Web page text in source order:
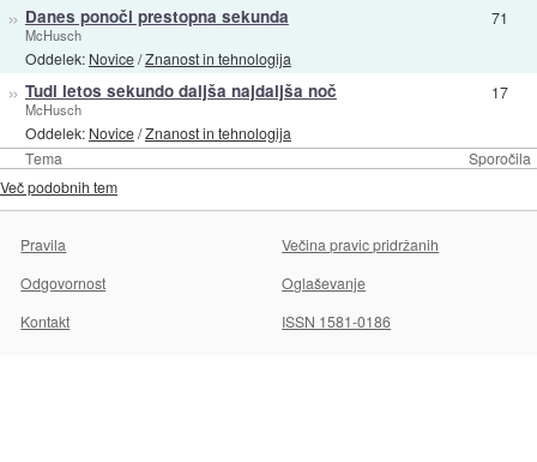
Tema Sporočila
» Danes ponoči prestopna sekunda
McHusch
Oddelek: Novice/Znanost in tehnologija
71
» Tudi letos sekundo daljša najdaljša noč
McHusch
Oddelek: Novice/Znanost in tehnologija
17
Več podobnih tem
Pravila
Večina pravic pridržanih
Odgovornost
Oglaševanje
Kontakt
ISSN 1581-0186